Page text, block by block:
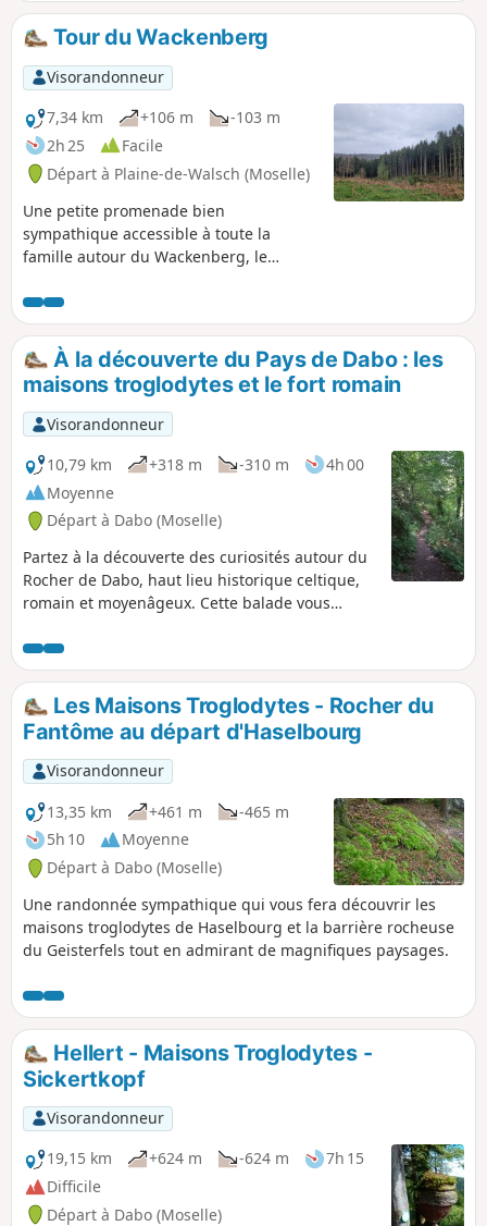
Tour du Wackenberg
Visorandonneur
7,34 km
+106 m
-103 m
2h 25
Facile
Départ à Plaine-de-Walsch (Moselle)
Une petite promenade bien
sympathique accessible à toute la
famille autour du Wackenberg, le
À la découverte du Pays de Dabo : les
maisons troglodytes et le fort romain
Visorandonneur
10,79 km
+318 m -310 m
4h 00
Moyenne
Départ à Dabo (Moselle)
Partez à la découverte des curiosités autour du
Rocher de Dabo, haut lieu historique celtique,
romain et moyenâgeux. Cette balade vous
l'histoire (très ancienne et plus récente) est
intimement liée à une situation géographique
des plus atypiques.
Les Maisons Troglodytes - Rocher du
Fantôme au départ d'Haselbourg
Visorandonneur
13,35 km
+461 m
-465 m
5h 10
Moyenne
Départ à Dabo (Moselle)
Une randonnée sympathique qui vous fera découvrir les
maisons troglodytes de Haselbourg et la barrière rocheuse
du Geisterfels tout en admirant de magnifiques paysages.
Hellert - Maisons Troglodytes -
Sickertkopf
Visorandonneur
19,15 km
+624 m -624 m
7h 15
Difficile
Départ à Dabo (Moselle)